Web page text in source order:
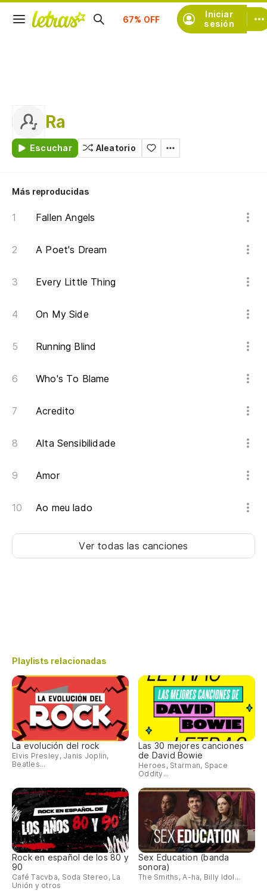
Iniciar
sesión
Suscríbete
Ra
Escuchar Aleatorio
Más reproducidas
Fallen Angels
A Poet's Dream
Every Little Thing
On My Side
Running Blind
Who's To Blame
Acredito
Alta Sensibilidade
Amor
Ao meu lado
Ver todas las canciones
Playlists relacionadas
La evolución del rock
Elvis Presley, Janis Joplin,
Beatles...
Las 30 mejores canciones
de David Bowie
Heroes, Starman, Space
Oddity...
Rock en español de los 80 y
90
Café Tacvba, Soda Stereo, La
Unión y otros
Sex Education (banda
sonora)
The Smiths, A-ha, Billy Idol...